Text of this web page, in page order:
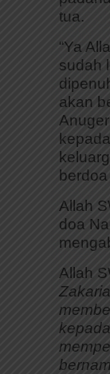
tua.
“Ya
sudah
akan
Allah
doa
Allah